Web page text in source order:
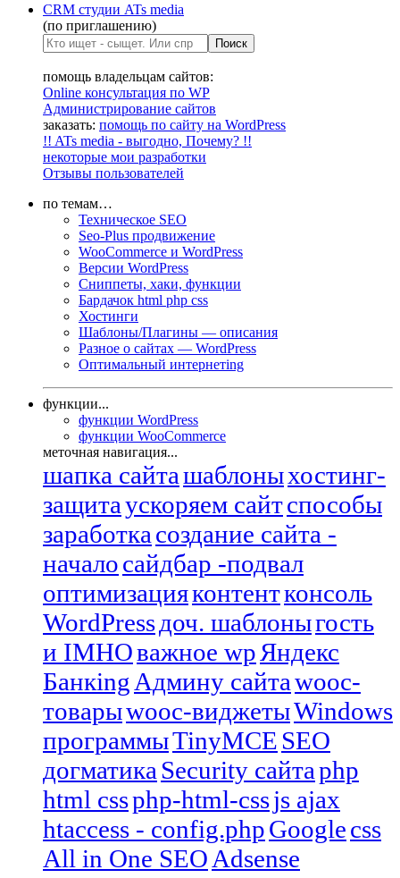
CRM студии ATs media
(по приглашению)
помощь владельцам сайтов:
Online консультация по WP
Администрирование сайтов
заказать: помощь по сайту на WordPress
!! ATs media - выгодно, Почему? !!
некоторые мои разработки
Отзывы пользователей
по темам…
Техническое SEO
Seo-Plus продвижение
WooCommerce и WordPress
Версии WordPress
Сниппеты, хаки, функции
Бардачок html php css
Хостинги
Шаблоны/Плагины — описания
Разное о сайтах — WordPress
Оптимальный интернетing
функции...
функции WordPress
функции WooCommerce
меточная навигация...
шапка сайташаблоныхостинг-
защитаускоряем сайтспособы
заработка создание сайта -
началосайдбар -подвал
оптимизацияконтентконсоль
WordPressдоч. шаблоныгость
и IMHOважное wp Яндекс
Банкing Админу сайтаwooc-
товарыwooc-виджетыWindows
программыTinyMCE SEO
догматика Security сайтаphp
html cssphp-html-cssjs ajax
htaccess - config.phpGooglecss
All in One SEO Adsense